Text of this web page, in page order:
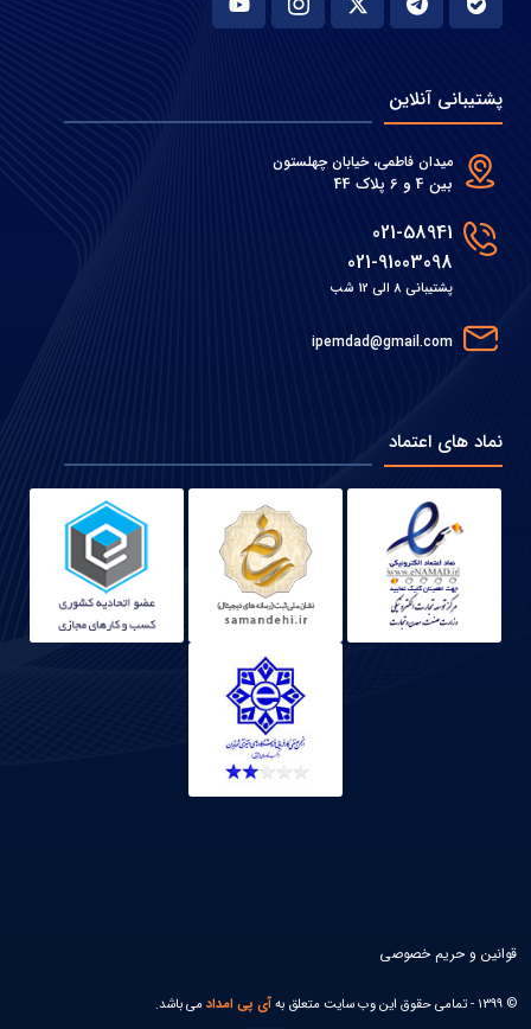
پشتیبانی آنلاین
میدان فاطمی، خیابان چهلستون
بین 4 و 6 پلاک 44
021-58941
021-91003098
پشتیبانی 8 الی 12 شب
ipemdad@gmail.com
نماد های اعتماد
© 1399 - تمامی حقوق این وب سایت متعلق به آی پی امدادمی باشد.
قوانین و حریم خصوصی